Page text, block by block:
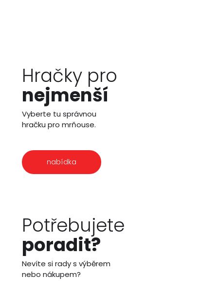
Hračky pro
nejmenší
Vyberte tu správnou
hračku pro mrňouse.
nabídka
Potřebujete
poradit?
Nevíte si rady s výběrem
nebo nákupem?